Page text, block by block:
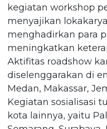
kegiatan workshop
menyajikan
menghadirkan para
meningkatkan
Aktifitas roadshow
diselenggarakan di
Medan, Makassar,
Kegiatan sosialisasi
kota lainnya, yaitu